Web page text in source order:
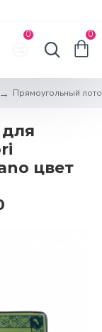
0 0
Прямоугольный
цвет